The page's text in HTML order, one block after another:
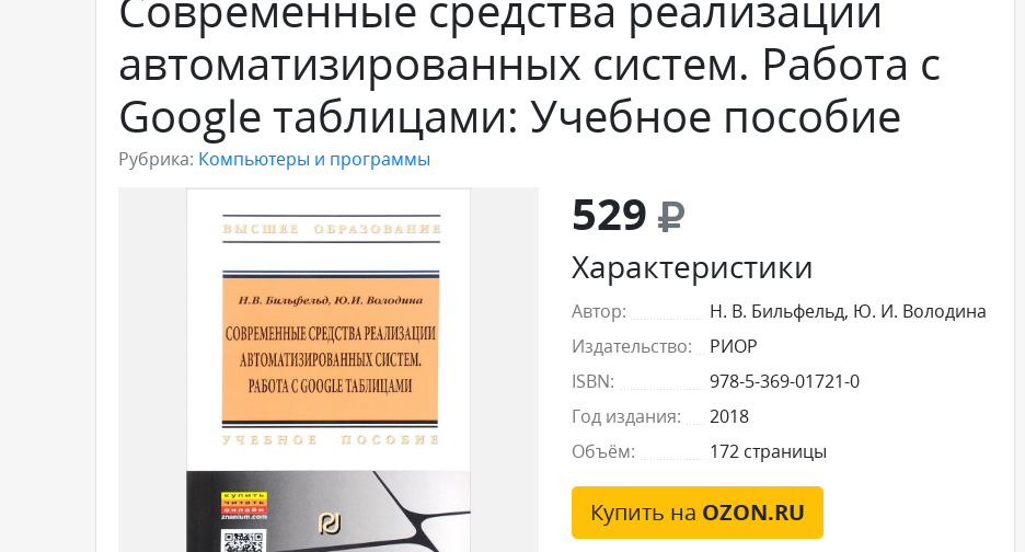
Товары и услуги
Добавить товар или услугу
автоматизированных систем. Работа с
Google таблицами: Учебное пособие
Рубрика: Компьютеры и программы
529
Характеристики
Автор:
Н. В. Бильфельд, Ю. И. Володина
Издательство:
РИОР
ISBN:
978-5-369-01721-0
Год издания:
2018
Объём:
172 страницы
Купить на OZON.RU